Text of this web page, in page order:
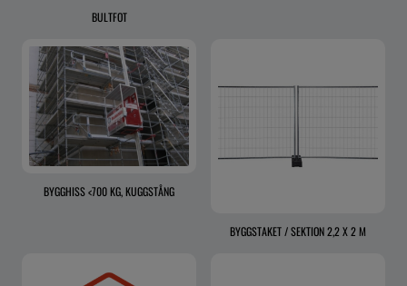
BULTFOT
BYGGHISS <700 KG, KUGGSTÅNG
BYGGSTAKET / SEKTION 2,2 X 2 M